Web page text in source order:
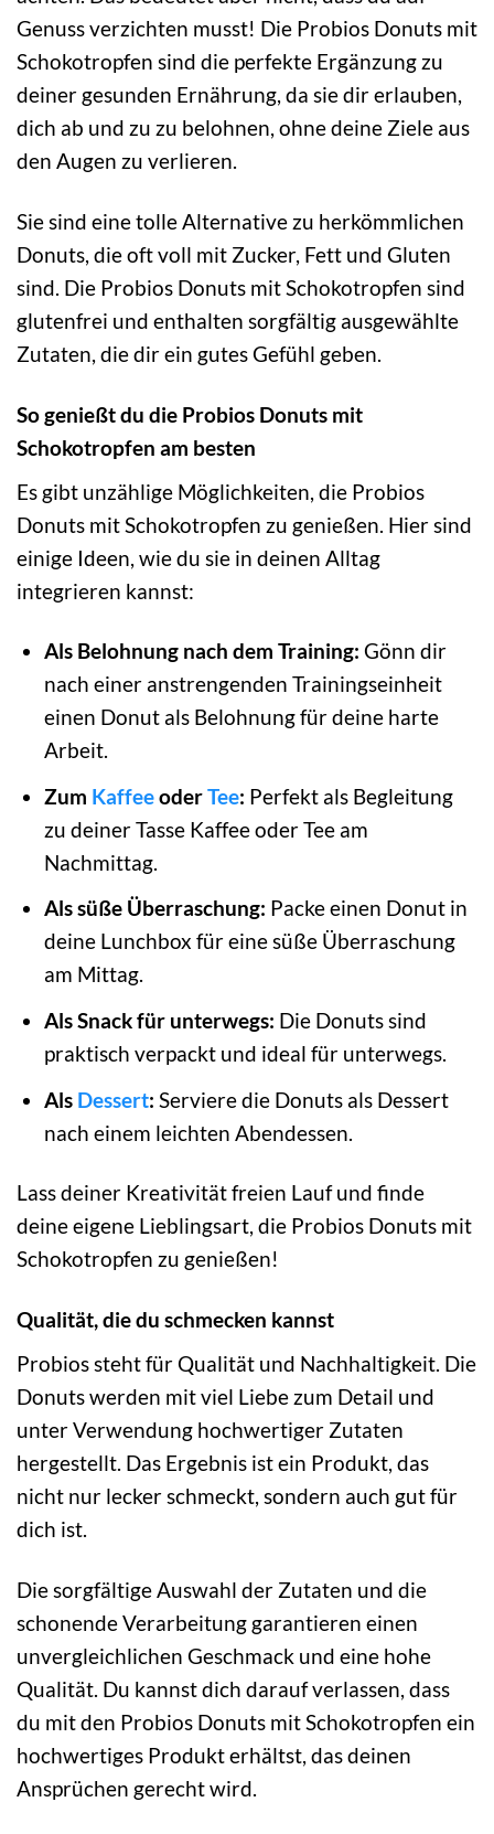
Genuss verzichten musst! Die Probios Donuts mit
Schokotropfen sind die perfekte Ergänzung zu
deiner gesunden Ernährung, da sie dir erlauben,
dich ab und zu zu belohnen, ohne deine Ziele aus
den Augen zu verlieren.
Sie sind eine tolle Alternative zu herkömmlichen
Donuts, die oft voll mit Zucker, Fett und Gluten
sind. Die Probios Donuts mit Schokotropfen sind
glutenfrei und enthalten sorgfältig ausgewählte
Zutaten, die dir ein gutes Gefühl geben.
So genießt du die Probios Donuts mit
Schokotropfen am besten
Es gibt unzählige Möglichkeiten, die Probios
Donuts mit Schokotropfen zu genießen. Hier sind
einige Ideen, wie du sie in deinen Alltag
integrieren kannst:
Als Belohnung nach dem Training: Gönn dir
nach einer anstrengenden Trainingseinheit
einen Donut als Belohnung für deine harte
Arbeit.
Zum KaffeeoderTee: Perfekt als Begleitung
zu deiner Tasse Kaffee oder Tee am
Nachmittag.
Als süße Überraschung: Packe einen Donut in
deine Lunchbox für eine süße Überraschung
am Mittag.
Als Snack für unterwegs: Die Donuts sind
praktisch verpackt und ideal für unterwegs.
Als Dessert: Serviere die Donuts als Dessert
nach einem leichten Abendessen.
Lass deiner Kreativität freien Lauf und finde
deine eigene Lieblingsart, die Probios Donuts mit
Schokotropfen zu genießen!
Qualität, die du schmecken kannst
Probios steht für Qualität und Nachhaltigkeit. Die
Donuts werden mit viel Liebe zum Detail und
unter Verwendung hochwertiger Zutaten
hergestellt. Das Ergebnis ist ein Produkt, das
nicht nur lecker schmeckt, sondern auch gut für
dich ist.
Die sorgfältige Auswahl der Zutaten und die
schonende Verarbeitung garantieren einen
unvergleichlichen Geschmack und eine hohe
Qualität. Du kannst dich darauf verlassen, dass
du mit den Probios Donuts mit Schokotropfen ein
hochwertiges Produkt erhältst, das deinen
Ansprüchen gerecht wird.